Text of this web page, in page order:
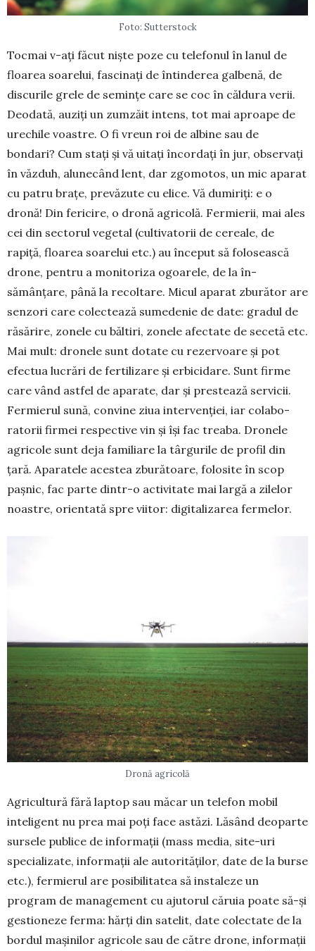
Foto: Sutterstock
Tocmai v-ați făcut niște poze cu telefonul în lanul de
floarea soarelui, fascinați de întinderea galbenă, de
discurile grele de semințe care se coc în căldura verii.
Deodată, auziți un zumzăit intens, tot mai aproape de
ure­chi­le voastre. O fi vreun roi de albine sau de
bondari? Cum stați și vă uitați în­cordați în jur, observați
în văzduh, alunecând lent, dar zgomotos, un mic apa­rat
cu patru brațe, prevă­zute cu elice. Vă dumiriți: e o
dronă! Din fericire, o dronă agricolă. Fermierii, mai ales
cei din sectorul vegetal (cultivatorii de ce­reale, de
rapiță, floarea soa­relui etc.) au început să folosească
drone, pen­tru a monitoriza ogoarele, de la în­
sămânțare, până la recoltare. Micul aparat zbu­rător are
sen­zori care colectează su­me­denie de date: gradul de
ră­sărire, zonele cu băltiri, zonele a­fec­tate de secetă etc.
Mai mult: dro­nele sunt dotate cu rezervoare și pot
efec­tua lucrări de fertilizare și erbi­cidare. Sunt firme
care vând astfel de aparate, dar și prestează servicii.
Fer­mie­rul sună, convine ziua in­ter­venției, iar co­la­bo­
ratorii firmei respective vin și își fac treaba. Dronele
agricole sunt deja fami­liare la târgurile de profil din
țară. Apa­ratele aces­tea zburătoare, folosite în scop
paș­nic, fac parte dintr-o activitate mai largă a zilelor
noastre, orien­tată spre viitor: digitalizarea fermelor.
Dronă agricolă
Agricultură fără laptop sau măcar un telefon mobil
inteligent nu prea mai poți face astăzi. Lăsând deoparte
sursele publice de informații (mass media, site-uri
specializate, informații ale autorităților, da­te de la burse
etc.), fermierul are posibilitatea să ins­­ta­leze un
program de management cu ajutorul că­ruia poate să-și
gestioneze ferma: hărți din sate­lit, date colectate de la
bordul mașinilor agricole sau de către drone, informații